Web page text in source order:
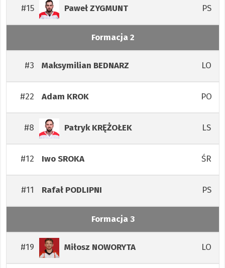
#15 PawełZYGMUNT PS
Formacja 2
#3 Maksymilian BEDNARZ LO
#22 Adam KROK PO
#8 PatrykKRĘŻOŁEK LS
#12 IwoSROKA ŚR
#11 Rafał PODLIPNI PS
Formacja 3
#19 Miłosz NOWORYTA LO